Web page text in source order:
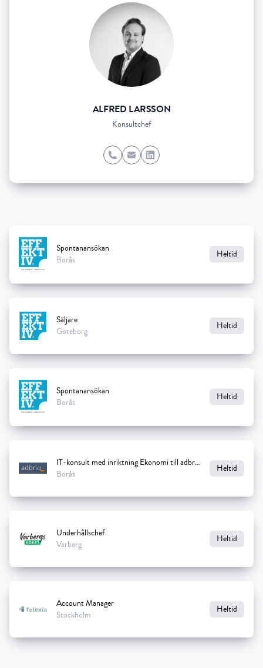
ALFRED LARSSON
Konsultchef
PhoneEmailLinkedIn
Spontanansökan
Borås
Heltid
Säljare
Göteborg
Heltid
Spontanansökan
Borås
Heltid
IT-konsult med inriktning Ekonomi till adbriq
Borås
Heltid
Underhållschef
Varberg
Heltid
Account Manager
Stockholm
Heltid